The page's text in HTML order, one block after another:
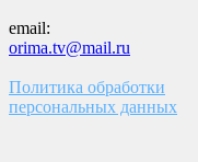
email:
orima.tv@mail.ru
Политика обработки
персональных данных